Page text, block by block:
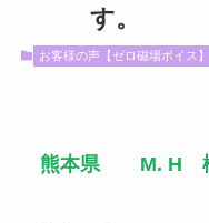
す。
お客様の声【ゼロ磁場ボイス】
熊本県 M. H